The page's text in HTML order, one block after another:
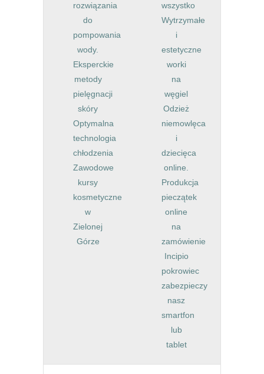
rozwiązania
do
pompowania
wody.
Eksperckie
metody
pielęgnacji
skóry
Optymalna
technologia
chłodzenia
Zawodowe
kursy
kosmetyczne
w
Zielonej
Górze
wszystko
Wytrzymałe
i
estetyczne
worki
na
węgiel
Odzież
niemowlęca
i
dziecięca
online.
Produkcja
pieczątek
online
na
zamówienie
Incipio
pokrowiec
zabezpieczy
nasz
smartfon
lub
tablet